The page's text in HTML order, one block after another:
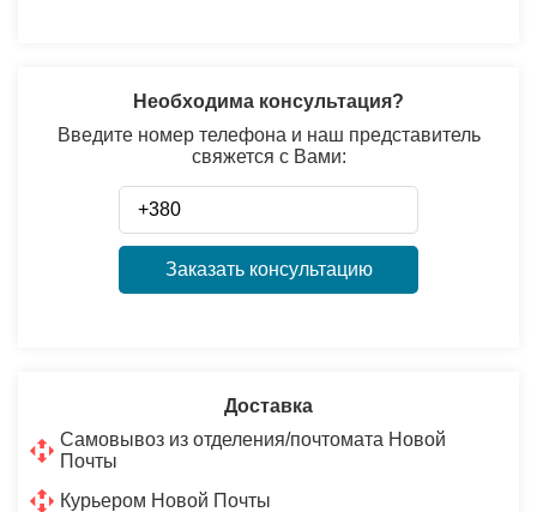
Необходима консультация?
Введите номер телефона и наш представитель
свяжется с Вами:
Заказать консультацию
Доставка
Самовывоз из отделения/почтомата Новой
Почты
Курьером Новой Почты